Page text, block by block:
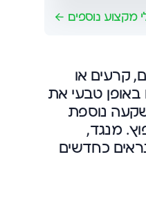
מקצוע נוספים
קרעים או
באופן טבעי את
נוספת
מנגד,
כחדשים